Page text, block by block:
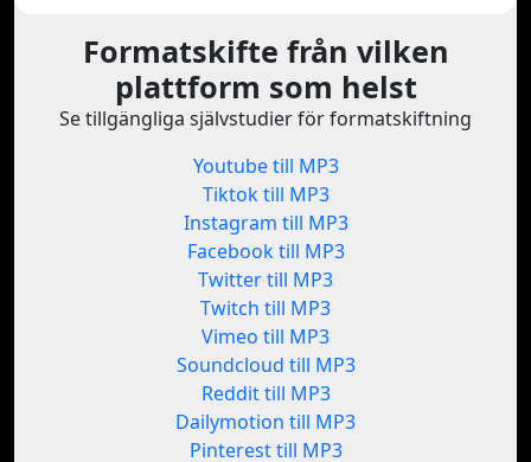
Formatskifte från vilken
plattform som helst
Se tillgängliga självstudier för formatskiftning
Youtube till MP3
Tiktok till MP3
Instagram till MP3
Facebook till MP3
Twitter till MP3
Twitch till MP3
Vimeo till MP3
Soundcloud till MP3
Reddit till MP3
Dailymotion till MP3
Pinterest till MP3